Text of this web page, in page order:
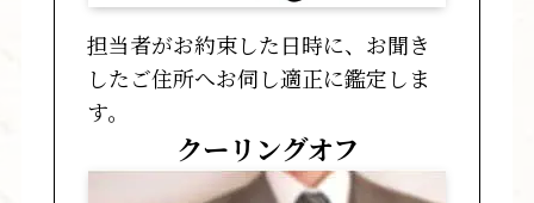
担当者がお約束した日時に、お聞き
したご住所へお伺し適正に鑑定しま
す。
クーリングオフ